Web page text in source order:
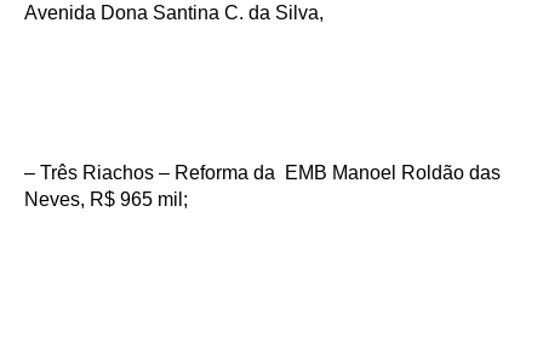
Avenida Dona Santina C. da Silva,
– Três Riachos – Reforma da EMB Manoel Roldão das
Neves, R$ 965 mil;